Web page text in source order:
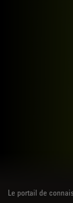
Le portail de